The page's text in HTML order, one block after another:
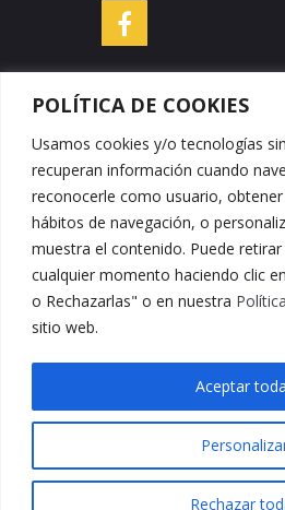
POLÍTICA DE COOKIES
Usamos cookies y/o tecnologías
recuperan información cuando
reconocerle como usuario,
hábitos de navegación, o
muestra el contenido. Puede
cualquier momento haciendo clic
o Rechazarlas" o en nuestra
sitio web.
Rechazar
Aceptar
DATOS DE
Embutidos y Jamones
Teléfono: +34 950 426
Fax: +34 950 426 776
E-mail:
Dirección:Serón (Almería)